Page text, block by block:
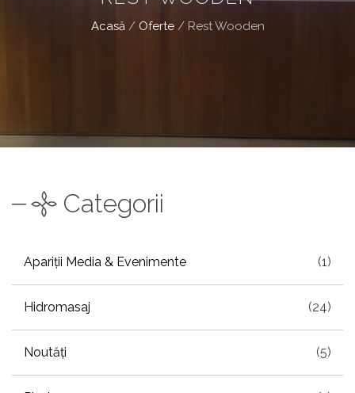
Acasă/ Oferte/ Rest Wooden
Categorii
Apariții Media & Evenimente (1)
Hidromasaj (24)
Noutăți (5)